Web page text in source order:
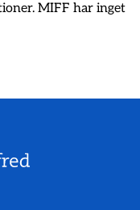
MIFF har inget